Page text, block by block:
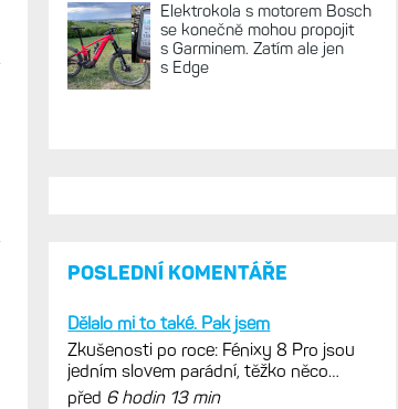
Elektrokola s motorem Bosch
se konečně mohou propojit
s Garminem. Zatím ale jen
s Edge
POSLEDNÍ KOMENTÁŘE
Dělalo mi to také. Pak jsem
Zkušenosti po roce: Fénixy 8 Pro jsou
jedním slovem parádní, těžko něco
vytknout. Ale ta nositelnost
před 6 hodin 13 min